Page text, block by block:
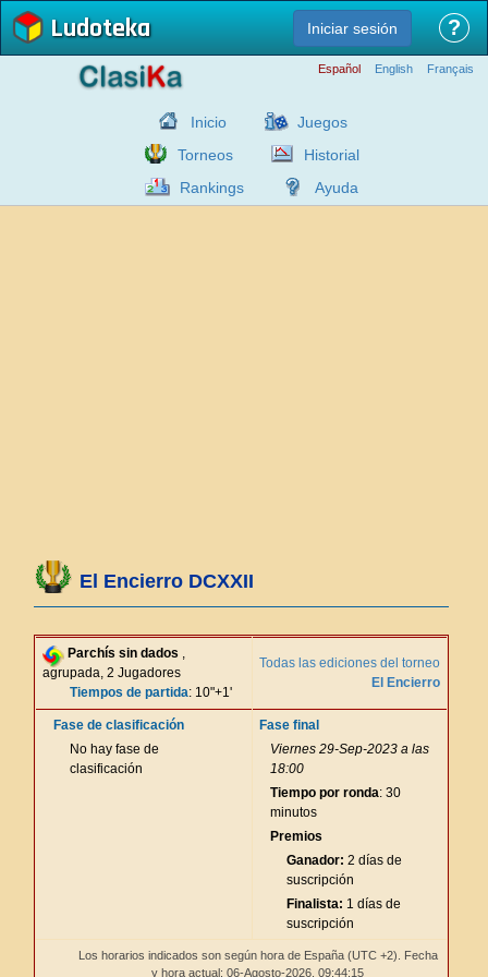
Ludoteka Iniciar sesión ?
Español English Français
Inicio
Juegos
Torneos
Historial
Rankings
Ayuda
El Encierro DCXXII
Parchís sin dados ,
agrupada, 2 Jugadores
Tiempos de partida: 10"+1'
Todas las ediciones del torneo
El Encierro
Fase de clasificación
No hay fase de
clasificación
Fase final
Viernes 29-Sep-2023 a las
18:00
Tiempo por ronda: 30
minutos
Premios
Ganador: 2 días de
suscripción
Finalista: 1 días de
suscripción
Los horarios indicados son según hora de España (UTC +2). Fecha
y hora actual: 06-Agosto-2026, 09:44:15